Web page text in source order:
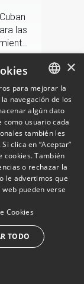
las
Cuba.
SPANISH
ENGLISH
PORTUGUESE
×
para mejorar la
navegación de los
algún dato
como usuario cada
también les
clica en “Aceptar”
cookies. También
o rechazar la
le advertimos que
pueden verse
Cookies
TODO